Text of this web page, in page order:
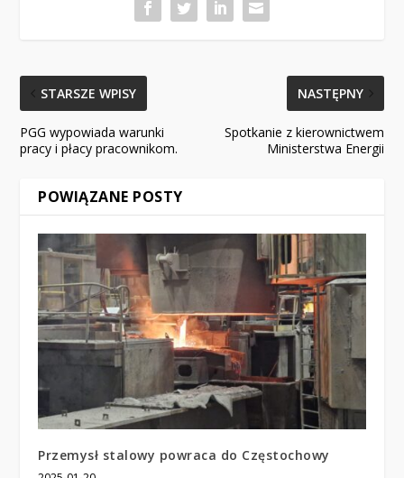
STARSZE WPISY
PGG wypowiada warunki
pracy i płacy pracownikom.
NASTĘPNY
Spotkanie z kierownictwem
Ministerstwa Energii
POWIĄZANE POSTY
Przemysł stalowy powraca do Częstochowy